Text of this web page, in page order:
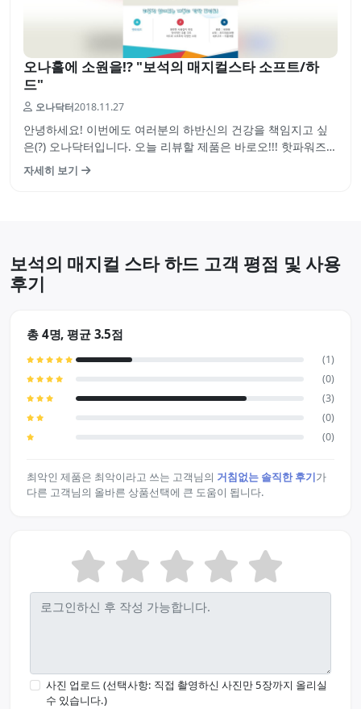
오나홀에 소원을!? "보석의 매지컬스타 소프트/하
드"
오나닥터2018.11.27
안녕하세요! 이번에도 여러분의 하반신의 건강을 책임지고 싶
은(?) 오나닥터입니다. 오늘 리뷰할 제품은 바로오!!! 핫파워즈의
보석의 매지컬스타 소프트 / 하드입니다! 성인용품 판매점이자
제품 생산도 같이 하고 있는 핫파워즈의 홀 2종인데요. 한번 철
자세히 보기
보석의 매지컬 스타 하드 고객 평점 및 사용
후기
총 4명, 평균 3.5점
(1)
(0)
(3)
(0)
(0)
최악인 제품은 최악이라고 쓰는 고객님의 거침없는 솔직한 후기가
다른 고객님의 올바른 상품선택에 큰 도움이 됩니다.
사진 업로드 (선택사항: 직접 촬영하신 사진만 5장까지 올리실
수 있습니다.)